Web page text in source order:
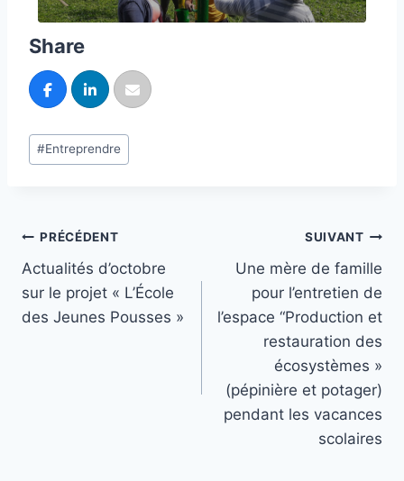
Share
#Entreprendre
PRÉCÉDENT
Actualités d’octobre
sur le projet « L’École
des Jeunes Pousses »
SUIVANT
Une mère de famille
pour l’entretien de
l’espace “Production et
restauration des
écosystèmes »
(pépinière et potager)
pendant les vacances
scolaires